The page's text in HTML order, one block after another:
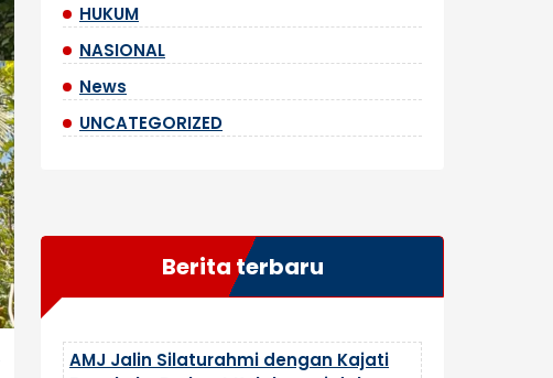
HUKUM
NASIONAL
News
UNCATEGORIZED
Berita terbaru
AMJ Jalin Silaturahmi dengan Kajati